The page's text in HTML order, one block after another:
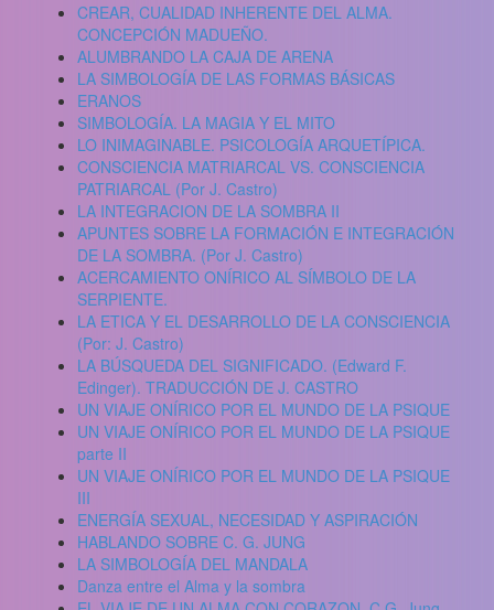
CREAR, CUALIDAD INHERENTE DEL ALMA.
CONCEPCIÓN MADUEÑO.
ALUMBRANDO LA CAJA DE ARENA
LA SIMBOLOGÍA DE LAS FORMAS BÁSICAS
ERANOS
SIMBOLOGÍA. LA MAGIA Y EL MITO
LO INIMAGINABLE. PSICOLOGÍA ARQUETÍPICA.
CONSCIENCIA MATRIARCAL VS. CONSCIENCIA
PATRIARCAL (Por J. Castro)
LA INTEGRACION DE LA SOMBRA II
APUNTES SOBRE LA FORMACIÓN E INTEGRACIÓN
DE LA SOMBRA. (Por J. Castro)
ACERCAMIENTO ONÍRICO AL SÍMBOLO DE LA
SERPIENTE.
LA ETICA Y EL DESARROLLO DE LA CONSCIENCIA
(Por: J. Castro)
LA BÚSQUEDA DEL SIGNIFICADO. (Edward F.
Edinger). TRADUCCIÓN DE J. CASTRO
UN VIAJE ONÍRICO POR EL MUNDO DE LA PSIQUE
UN VIAJE ONÍRICO POR EL MUNDO DE LA PSIQUE
parte II
UN VIAJE ONÍRICO POR EL MUNDO DE LA PSIQUE
III
ENERGÍA SEXUAL, NECESIDAD Y ASPIRACIÓN
HABLANDO SOBRE C. G. JUNG
LA SIMBOLOGÍA DEL MANDALA
Danza entre el Alma y la sombra